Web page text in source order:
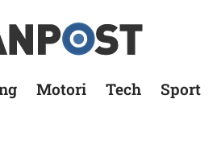
Motori Tech Sport